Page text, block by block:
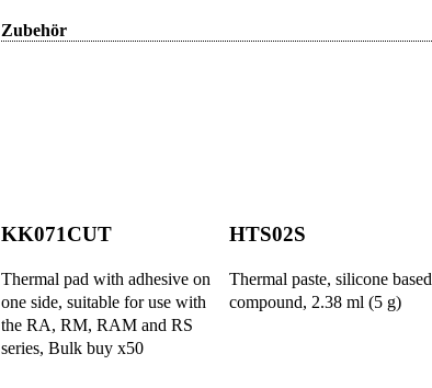
Zubehör
KK071CUT
Thermal pad with adhesive on
one side, suitable for use with
the RA, RM, RAM and RS
series, Bulk buy x50
HTS02S
Thermal paste, silicone based
compound, 2.38 ml (5 g)